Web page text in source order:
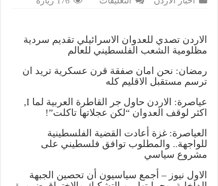
الأردن
في
العاصفة
تماسك
الجبهة
الداخلية
مغلقة
الاردن تصدي للعدوان الاسرائيلي تقديم سردية
مظلومية الشعب الفلسطيني للعالم
رمضان: نحن امان صفقة قرن عسكرية تريد ان
ترسم مستقبل الاقليم كله
عياصرة: الاردن حاول جر القاطرة العربية لما I,
اكثر لوقف العدوان “لكن عجلاتها تاكلت”!
العياصرة: غزة أعادت القضية الفلسطينية
للواجهة.. والمطلوب توافق فلسطيني على
مشروع سياسي
الاول نيوز – أجمع سياسيون أن تحصين الجبهة